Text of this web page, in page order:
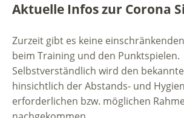
Aktuelle Infos zur Corona
Zurzeit gibt es keine
beim Training und den Punktspielen.
Selbstverständlich wird den
hinsichtlich der Abstands- und
erforderlichen bzw. möglichen